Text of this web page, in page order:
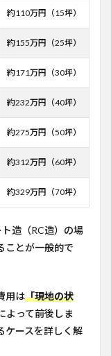
約110万円（15坪）
約155万円（25坪）
約171万円（30坪）
約232万円（40坪）
約275万円（50坪）
約312万円（60坪）
約329万円（70坪）
造（RC造）の場
ことが一般的で
用は「現地の状
よって前後しま
ケースを詳しく解